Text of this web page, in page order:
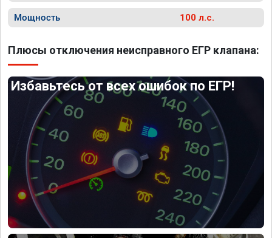
Мощность 100 л.с.
Плюсы отключения неисправного ЕГР клапана:
Избавьтесь от всех ошибок по ЕГР!